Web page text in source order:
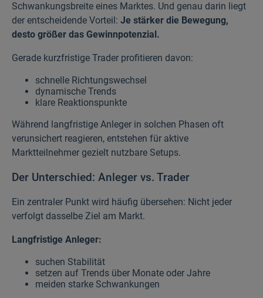
Schwankungsbreite eines Marktes. Und genau darin liegt
der entscheidende Vorteil: Je stärker die Bewegung,
desto größer das Gewinnpotenzial.
Gerade kurzfristige Trader profitieren davon:
schnelle Richtungswechsel
dynamische Trends
klare Reaktionspunkte
Während langfristige Anleger in solchen Phasen oft
verunsichert reagieren, entstehen für aktive
Marktteilnehmer gezielt nutzbare Setups.
Der Unterschied: Anleger vs. Trader
Ein zentraler Punkt wird häufig übersehen: Nicht jeder
verfolgt dasselbe Ziel am Markt.
Langfristige Anleger:
suchen Stabilität
setzen auf Trends über Monate oder Jahre
meiden starke Schwankungen